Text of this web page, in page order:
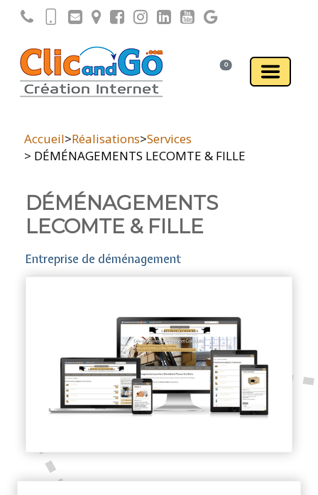
0
Accueil>Réalisations>Services
> DÉMÉNAGEMENTS LECOMTE & FILLE
DÉMÉNAGEMENTS
LECOMTE & FILLE
Entreprise de déménagement